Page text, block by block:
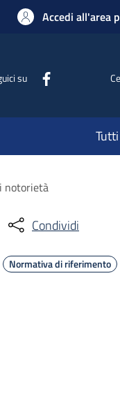
Accedi all'area
su
notorietà
Condividi
Normativa di riferimento